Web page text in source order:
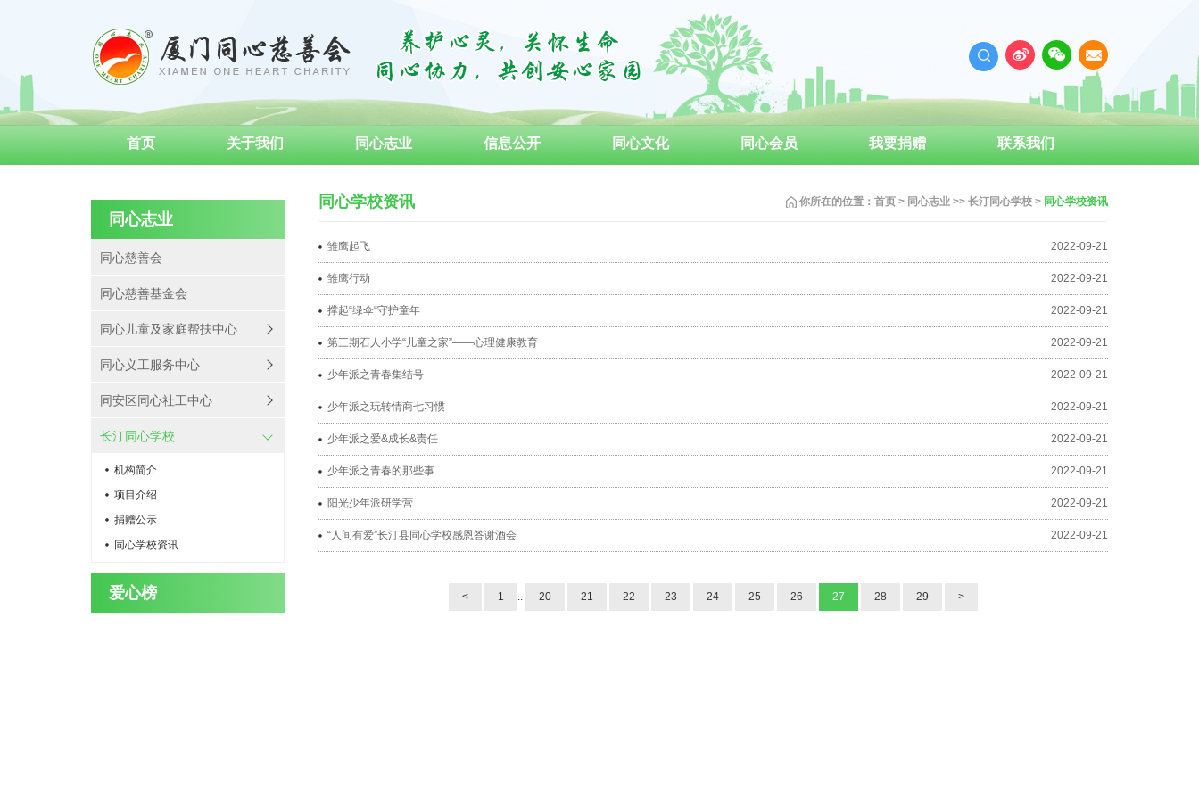
首页 关于我们 同心志业 信息公开 同心文化 同心会员 我要捐赠 联系我们
同心学校资讯 你所在的位置： 首页 > 同心志业 >> 长汀同心学校 > 同心学校资讯
雏鹰起飞 2022-09-21
雏鹰行动 2022-09-21
撑起“绿伞“守护童年 2022-09-21
第三期石人小学“儿童之家”——心理健康教育 2022-09-21
少年派之青春集结号 2022-09-21
少年派之玩转情商七习惯 2022-09-21
少年派之爱&成长&责任 2022-09-21
少年派之青春的那些事 2022-09-21
阳光少年派研学营 2022-09-21
“人间有爱”长汀县同心学校感恩答谢酒会 2022-09-21
< 1 .. 20 21 22 23 24 25 26 27 28 29 >
同心志业
同心慈善会
同心慈善基金会
同心儿童及家庭帮扶中心
同心义工服务中心
同安区同心社工中心
长汀同心学校
机构简介
项目介绍
捐赠公示
同心学校资讯
爱心榜